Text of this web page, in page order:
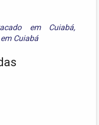
em Cuiabá,
Cuiabá